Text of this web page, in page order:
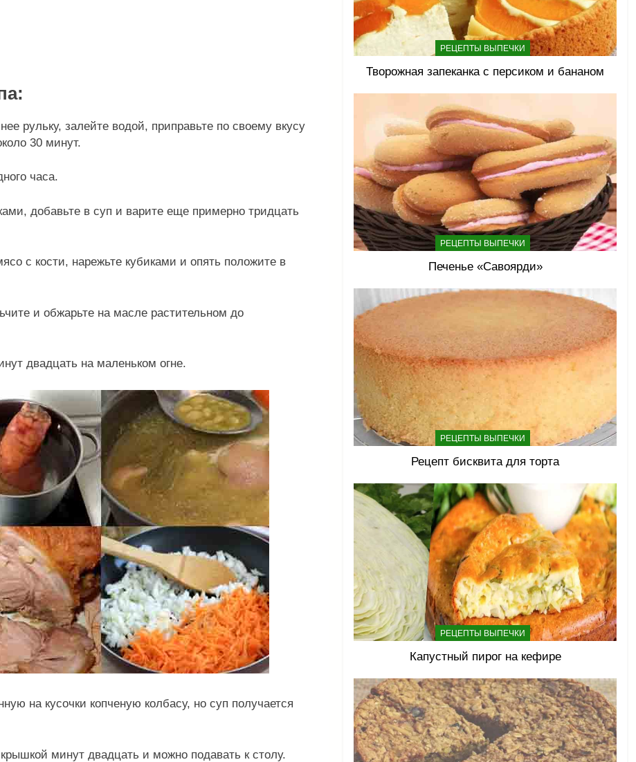
рульку, залейте водой, приправьте по своему вкусу
30 минут.
часа.
добавьте в суп и варите еще примерно тридцать
с кости, нарежьте кубиками и опять положите в
и обжарьте на масле растительном до
двадцать на маленьком огне.
на кусочки копченую колбасу, но суп получается
минут двадцать и можно подавать к столу.
РЕЦЕПТЫ ВЫПЕЧКИ
Творожная запеканка с персиком и бананом
РЕЦЕПТЫ ВЫПЕЧКИ
Печенье «Савоярди»
РЕЦЕПТЫ ВЫПЕЧКИ
Рецепт бисквита для торта
РЕЦЕПТЫ ВЫПЕЧКИ
Капустный пирог на кефире